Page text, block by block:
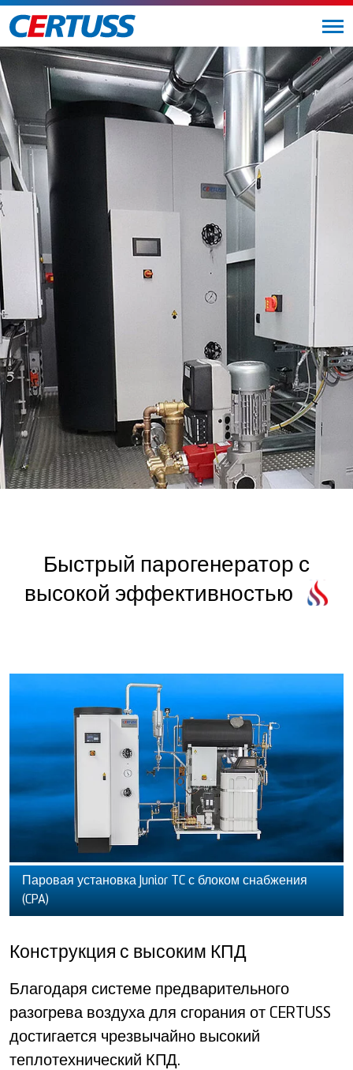
Быстрый парогенератор с
высокой эффективностью
Паровая установка Junior TC с блоком снабжения
(CPA)
Конструкция с высоким КПД
Благодаря системе предварительного
разогрева воздуха для сгорания от CERTUSS
достигается чрезвычайно высокий
теплотехнический КПД.